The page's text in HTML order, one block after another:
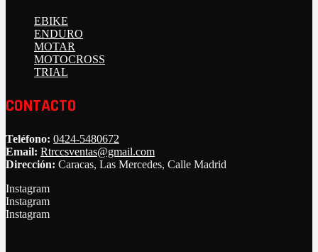
EBIKE
ENDURO
MOTAR
MOTOCROSS
TRIAL
CONTACTO
Teléfono: 0424-5480672
Email: Rtrccsventas@gmail.com
Dirección: Caracas, Las Mercedes, Calle Madrid
Instagram
Instagram
Instagram